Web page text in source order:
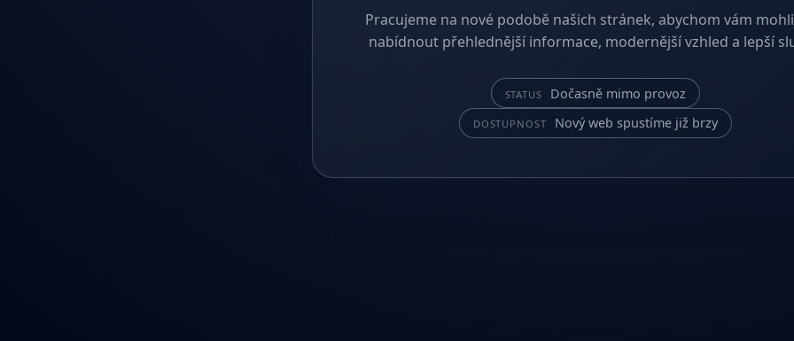
Pracujeme na nové podobě našich stránek, abychom vám
nabídnout přehlednější informace, modernější vzhled a lepší
STATUS Dočasně mimo provoz
DOSTUPNOST Nový web spustíme již brzy